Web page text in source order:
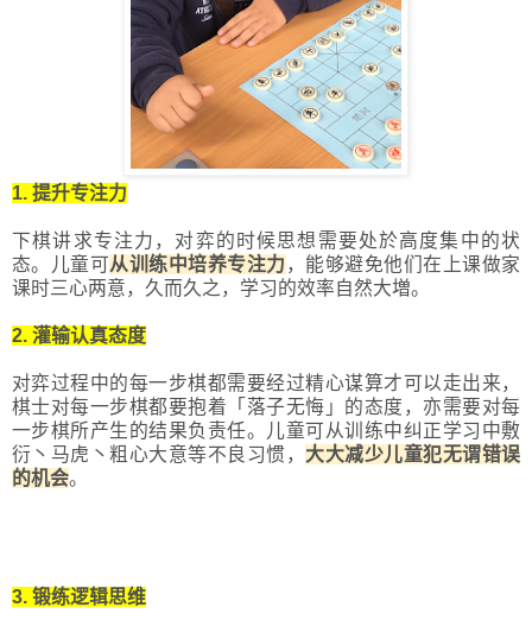
1. 提升专注力
下棋讲求专注力，对弈的时候思想需要处於高度集中的状
态。儿童可从训练中培养专注力 ，能够避免他们在上课做家
课时三心两意，久而久之，学习的效率自然大増。
2. 灌输认真态度
对弈过程中的每一步棋都需要经过精心谋算才可以走出来，
棋士对每一步棋都要抱着「落子无悔」的态度，亦需要对每
一步棋所产生的结果负责任。儿童可从训练中纠正学习中敷
衍丶马虎丶粗心大意等不良习惯， 大大减少儿童犯无谓错误
的机会。
3. 锻练逻辑思维